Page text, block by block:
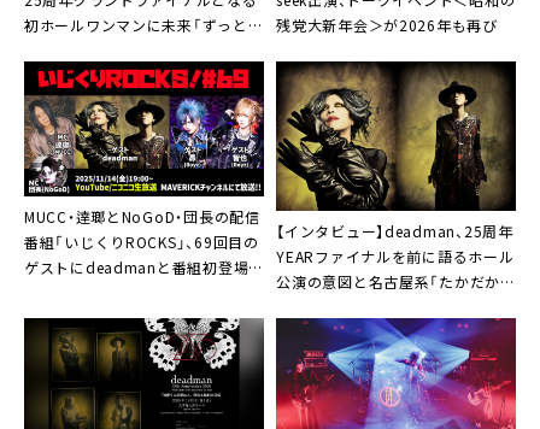
初ホールワンマンに未来「ずっとや
残党大新年会＞が2026年も再び
MUCC・逹瑯とNoGoD・団長の配信
番組「いじくりROCKS」、69回目の
ゲストにdeadmanと番組初登場
【インタビュー】deadman、25周年
YEARファイナルを前に語るホール
公演の意図と名古屋系「たかだか音
面白いことを」